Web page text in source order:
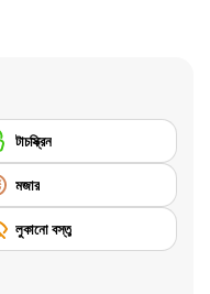
টাচস্ক্রিন
মজার
লুকানো বস্তু